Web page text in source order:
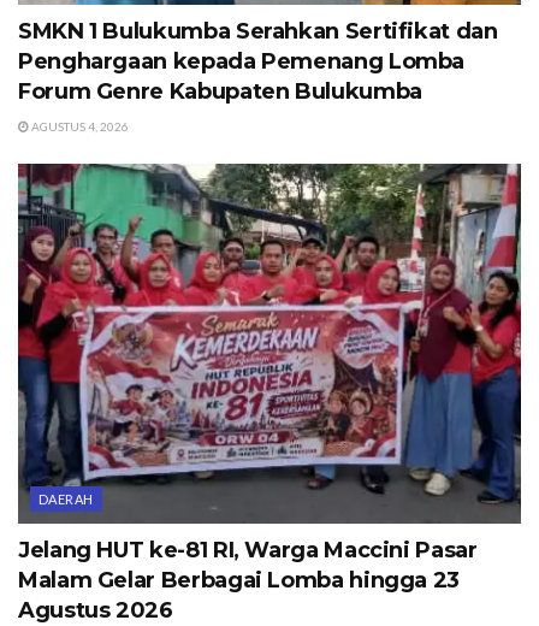
SMKN 1 Bulukumba Serahkan Sertifikat dan
Penghargaan kepada Pemenang Lomba
Forum Genre Kabupaten Bulukumba
AGUSTUS 4, 2026
DAERAH
Jelang HUT ke-81 RI, Warga Maccini Pasar
Malam Gelar Berbagai Lomba hingga 23
Agustus 2026